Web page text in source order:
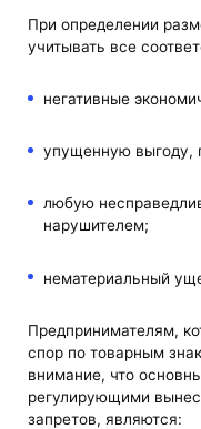
При определении
учитывать все
негативные
упущенную выгоду,
любую
нарушителем;
нематериальный
Предпринимателям,
спор по товарным
внимание, что
регулирующими
запретов, являются: